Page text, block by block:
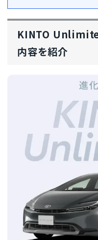
KINTO
内容を紹介